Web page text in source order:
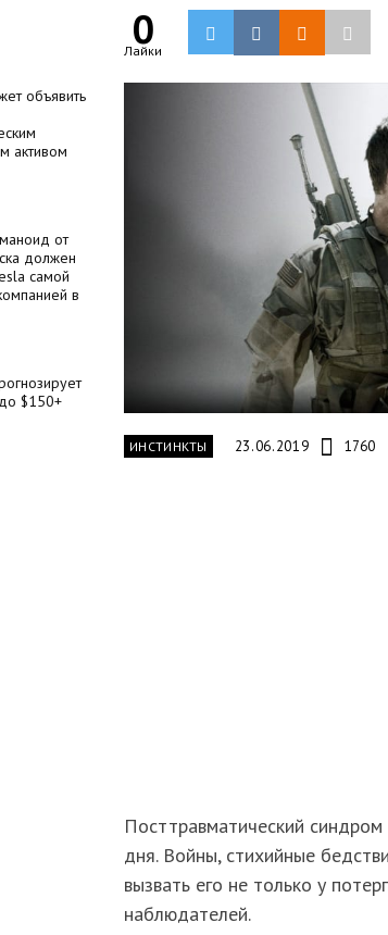
объявить
активом
от
должен
самой
в
$150+
0
Лайки
ИНСТИНКТЫ 23.06.2019 1760
Посттравматический
дня. Войны, стихийные
вызвать его не только у
наблюдателей.